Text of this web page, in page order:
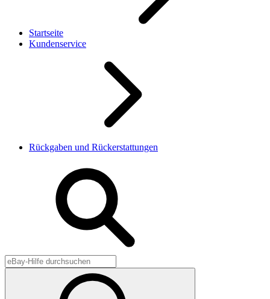
Startseite
Kundenservice
Rückgaben und Rückerstattungen